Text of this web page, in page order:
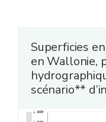
Superficies
en Wallonie,
scénario**